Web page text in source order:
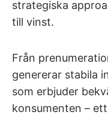
strategiska
till vinst.
Från
genererar stabila
som erbjuder
konsumenten –